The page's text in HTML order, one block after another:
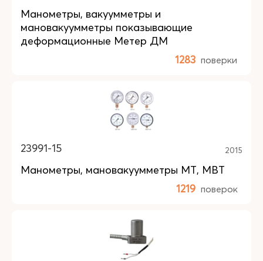
Манометры, вакуумметры и
мановакуумметры показывающие
деформационные Метер ДМ
1283 поверки
23991-15 2015
Манометры, мановакуумметры МТ, МВТ
1219 поверок